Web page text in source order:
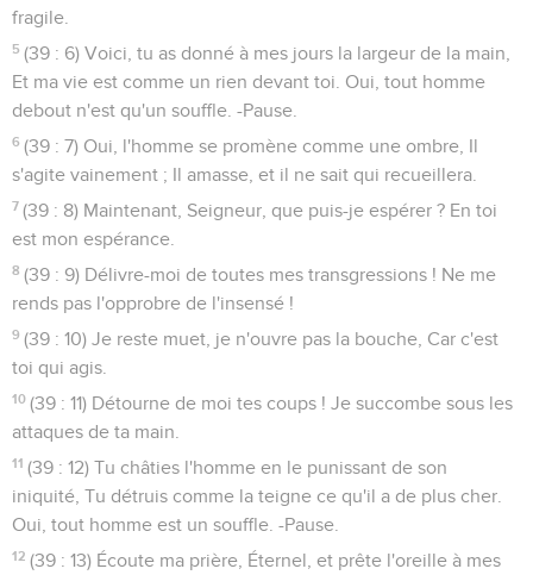
fragile.
5 (39 : 6) Voici, tu as donné à mes jours la largeur de la main,
Et ma vie est comme un rien devant toi. Oui, tout homme
debout n'est qu'un souffle. -Pause.
6 (39 : 7) Oui, l'homme se promène comme une ombre, Il
s'agite vainement ; Il amasse, et il ne sait qui recueillera.
7 (39 : 8) Maintenant, Seigneur, que puis-je espérer ? En toi
est mon espérance.
8 (39 : 9) Délivre-moi de toutes mes transgressions ! Ne me
rends pas l'opprobre de l'insensé !
9 (39 : 10) Je reste muet, je n'ouvre pas la bouche, Car c'est
toi qui agis.
10 (39 : 11) Détourne de moi tes coups ! Je succombe sous les
attaques de ta main.
11 (39 : 12) Tu châties l'homme en le punissant de son
iniquité, Tu détruis comme la teigne ce qu'il a de plus cher.
Oui, tout homme est un souffle. -Pause.
12 (39 : 13) Écoute ma prière, Éternel, et prête l'oreille à mes